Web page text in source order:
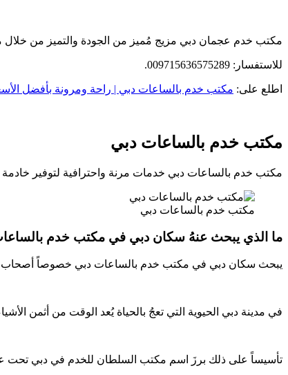
مكتب خدم عجمان دبي مزيج مُميز من الجودة والتميز من خلال
للاستفسار: 009715636575289.
اطلع على: مكتب خدم بالساعات دبي | راحة ومرونة بأفضل
مكتب خدم بالساعات دبي
مكتب خدم بالساعات دبي خدمات مرنة واحترافية لتوفير
مكتب خدم بالساعات دبي
ما الذي يبحث عنهُ سكان دبي في مكتب خدم
يبحث سكان دبي في مكتب خدم بالساعات دبي خصوصاً أصحاب
في مدينة دبي الحيوية التي تعجُ بالحياة يُعد الوقت من أثمن
تأسيساً على ذلك برزَ اسم مكتب السلطان للخدم في دبي تحت